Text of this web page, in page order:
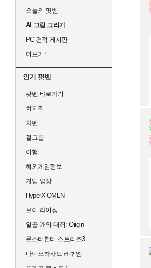
오늘의 팟벤
AI 그림 그리기
PC 견적 게시판
더보기
인기 팟벤
팟벤 바로가기
치지직
차벤
걸그룹
여행
해외게임정보
게임 영상
HyperX OMEN
브이 라이징
일곱 개의 대죄: Origin
몬스터헌터 스토리즈3
바이오하자드 레퀴엠